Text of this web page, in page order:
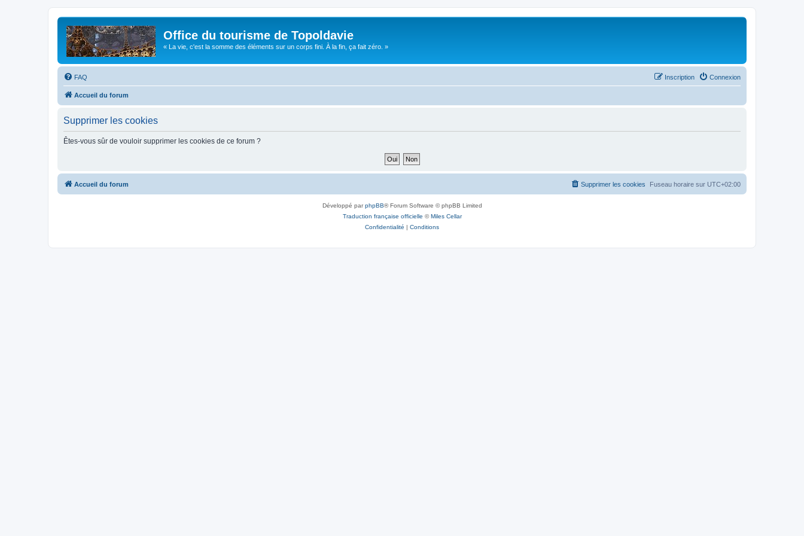
Office du tourisme de Topoldavie
« La vie, c'est la somme des éléments sur un corps fini. À la fin, ça fait zéro. »
FAQ Connexion
Inscription
Accueil du forum
Supprimer les cookies
Êtes-vous sûr de vouloir supprimer les cookies de ce forum ?
Accueil du forum Fuseau horaire sur UTC+02:00
Supprimer les cookies
Développé parphpBB® Forum Software © phpBB Limited
Traduction française officielle ©Miles Cellar
Confidentialité | Conditions